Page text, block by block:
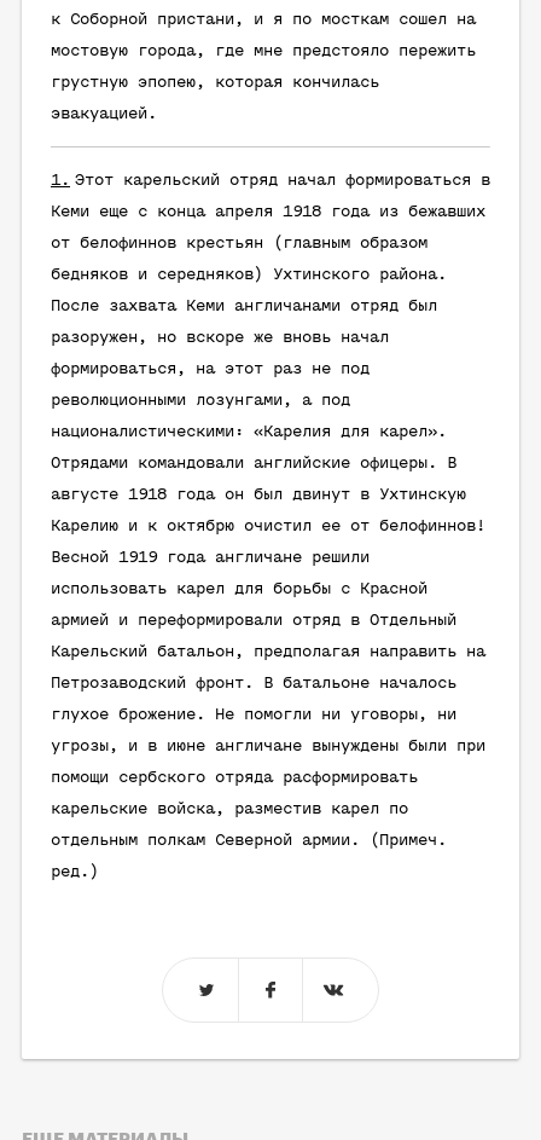
к Соборной пристани, и я по мосткам сошел на
мостовую города, где мне предстояло пережить
грустную эпопею, которая кончилась
эвакуацией.
1. Этот карельский отряд начал формироваться в
Кеми еще с конца апреля 1918 года из бежавших
от белофиннов крестьян (главным образом
бедняков и середняков) Ухтинского района.
После захвата Кеми англичанами отряд был
разоружен, но вскоре же вновь начал
формироваться, на этот раз не под
революционными лозунгами, а под
националистическими: «Карелия для карел».
Отрядами командовали английские офицеры. В
августе 1918 года он был двинут в Ухтинскую
Карелию и к октябрю очистил ее от белофиннов!
Весной 1919 года англичане решили
использовать карел для борьбы с Красной
армией и переформировали отряд в Отдельный
Карельский батальон, предполагая направить на
Петрозаводский фронт. В батальоне началось
глухое брожение. Не помогли ни уговоры, ни
угрозы, и в июне англичане вынуждены были при
помощи сербского отряда расформировать
карельские войска, разместив карел по
отдельным полкам Северной армии. ( Примеч.
ред. )